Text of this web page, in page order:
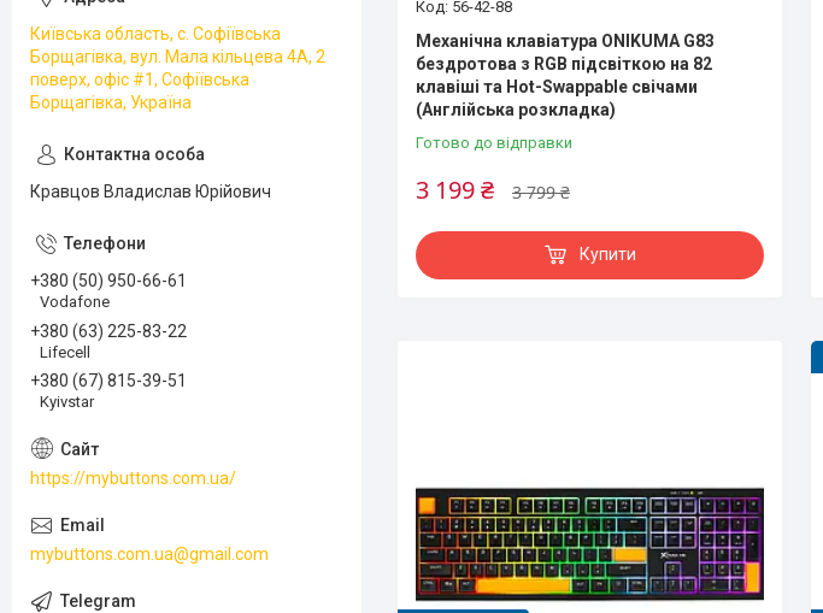
56-42-88
Механічна клавіатура ONIKUMA G83
бездротова з RGB підсвіткою на 82
клавіші та Hot-Swappable свічами
(Англійська розкладка)
Готово до відправки
3 799 ₴
3 199 ₴
Купити
Київська область, с. Софіївська
Борщагівка, вул. Мала кільцева 4А, 2
поверх, офіс #1, Софіївська
Борщагівка, Україна
Кравцов Владислав Юрійович
+380 (50) 950-66-61
Vodafone
+380 (63) 225-83-22
Lifecell
+380 (67) 815-39-51
Kyivstar
https://mybuttons.com.ua/
mybuttons.com.ua@gmail.com